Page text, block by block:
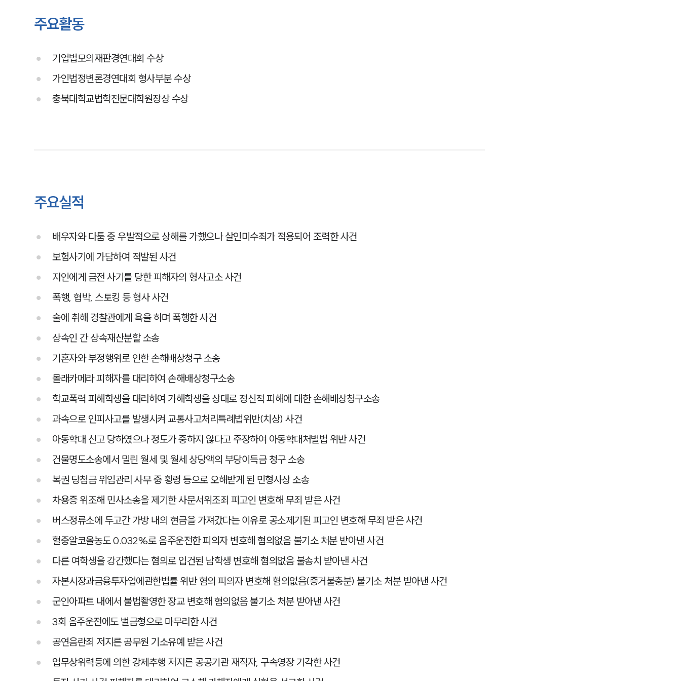
주요활동
기업법모의재판경연대회 수상
가인법정변론경연대회 형사부분 수상
충북대학교법학전문대학원장상 수상
주요실적
배우자와 다툼 중 우발적으로 상해를 가했으나 살인미수죄가 적용되어 조력한 사건
보험사기에 가담하여 적발된 사건
지인에게 금전 사기를 당한 피해자의 형사고소 사건
폭행, 협박, 스토킹 등 형사 사건
술에 취해 경찰관에게 욕을 하며 폭행한 사건
상속인 간 상속재산분할 소송
기혼자와 부정행위로 인한 손해배상청구 소송
몰래카메라 피해자를 대리하여 손해배상청구소송
학교폭력 피해학생을 대리하여 가해학생을 상대로 정신적 피해에 대한 손해배상청구소송
과속으로 인피사고를 발생시켜 교통사고처리특례법위반(치상) 사건
아동학대 신고 당하였으나 정도가 중하지 않다고 주장하여 아동학대처벌법 위반 사건
건물명도소송에서 밀린 월세 및 월세 상당액의 부당이득금 청구 소송
복권 당첨금 위임관리 사무 중 횡령 등으로 오해받게 된 민형사상 소송
차용증 위조해 민사소송을 제기한 사문서위조죄 피고인 변호해 무죄 받은 사건
버스정류소에 두고간 가방 내의 현금을 가져갔다는 이유로 공소제기된 피고인 변호해 무죄 받은 사건
혈중알코올농도 0.032%로 음주운전한 피의자 변호해 혐의없음 불기소 처분 받아낸 사건
다른 여학생을 강간했다는 혐의로 입건된 남학생 변호해 혐의없음 불송치 받아낸 사건
자본시장과금융투자업에관한법률 위반 혐의 피의자 변호해 혐의없음(증거불충분) 불기소 처분 받아낸 사건
군인아파트 내에서 불법촬영한 장교 변호해 혐의없음 불기소 처분 받아낸 사건
3회 음주운전에도 벌금형으로 마무리한 사건
공연음란죄 저지른 공무원 기소유예 받은 사건
업무상위력등에 의한 강제추행 저지른 공공기관 재직자, 구속영장 기각한 사건